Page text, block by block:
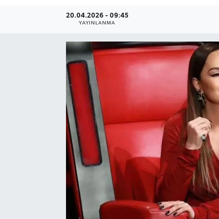
20.04.2026 - 09:45
YAYINLANMA
Resmi Reklam
Röportajlar